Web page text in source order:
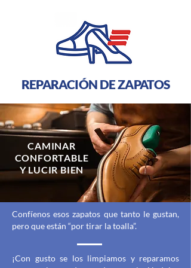
REPARACIÓN DE ZAPATOS
CAMINAR
CONFORTABLE
Y LUCIR BIEN
Confíenos esos zapatos que tanto le gustan,
pero que están “por tirar la toalla”.
¡Con gusto se los limpiamos y reparamos